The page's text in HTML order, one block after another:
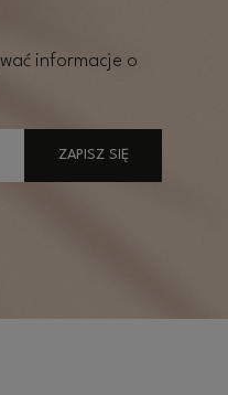
informacje o
ZAPISZ SIĘ